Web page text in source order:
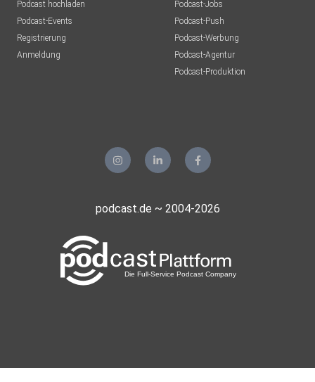
Podcast hochladen
Podcast-Events
Registrierung
Anmeldung
Podcast-Jobs
Podcast-Push
Podcast-Werbung
Podcast-Agentur
Podcast-Produktion
podcast.de ~ 2004-2026